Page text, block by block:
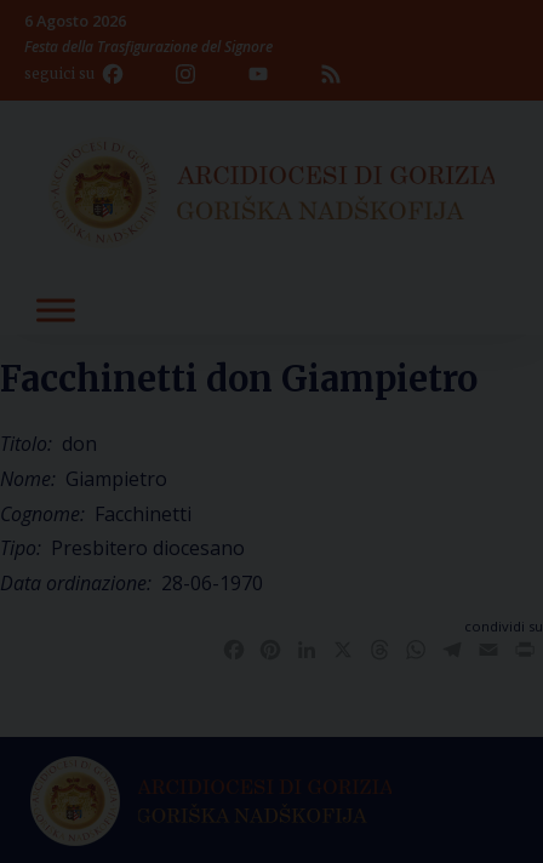
Skip
content
6 Agosto 2026
Festa della Trasfigurazione del Signore
seguici su Facebook InstagramYouTube
Channel
Facchinetti don Giampietro
Titolo: don
Nome: Giampietro
Cognome: Facchinetti
Tipo: Presbitero diocesano
Data ordinazione: 28-06-1970
condividi su